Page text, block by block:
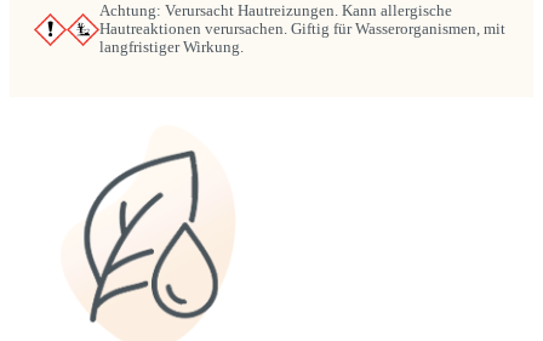
Achtung: Verursacht Hautreizungen. Kann allergische
Hautreaktionen verursachen. Giftig für Wasserorganismen, mit
langfristiger Wirkung.